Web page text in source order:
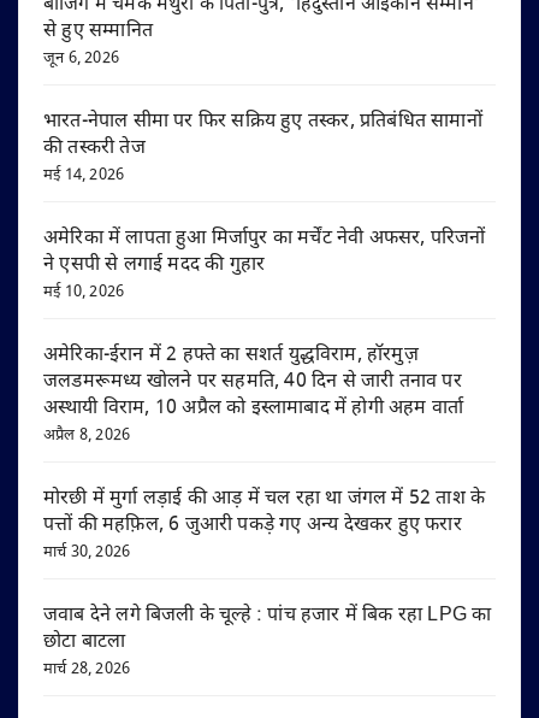
बीजिंग में चमके मथुरा के पिता-पुत्र, ‘हिंदुस्तान आइकॉन सम्मान’
से हुए सम्मानित
जून 6, 2026
भारत-नेपाल सीमा पर फिर सक्रिय हुए तस्कर, प्रतिबंधित सामानों
की तस्करी तेज
मई 14, 2026
अमेरिका में लापता हुआ मिर्जापुर का मर्चेंट नेवी अफसर, परिजनों
ने एसपी से लगाई मदद की गुहार
मई 10, 2026
अमेरिका-ईरान में 2 हफ्ते का सशर्त युद्धविराम, हॉरमुज़
जलडमरूमध्य खोलने पर सहमति, 40 दिन से जारी तनाव पर
अस्थायी विराम, 10 अप्रैल को इस्लामाबाद में होगी अहम वार्ता
अप्रैल 8, 2026
मोरछी में मुर्गा लड़ाई की आड़ में चल रहा था जंगल में 52 ताश के
पत्तों की महफ़िल, 6 जुआरी पकड़े गए अन्य देखकर हुए फरार
मार्च 30, 2026
जवाब देने लगे बिजली के चूल्हे : पांच हजार में बिक रहा LPG का
छोटा बाटला
मार्च 28, 2026